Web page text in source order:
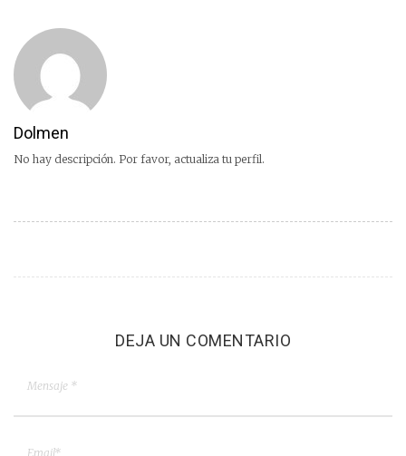
Dolmen
No hay descripción. Por favor, actualiza tu perfil.
DEJA UN COMENTARIO